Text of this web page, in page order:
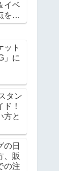
イベ
を徹
ット
」に
タン
！
方と
の日
、販
の注